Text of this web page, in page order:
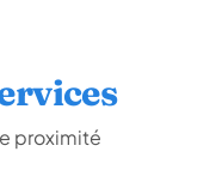
proximité